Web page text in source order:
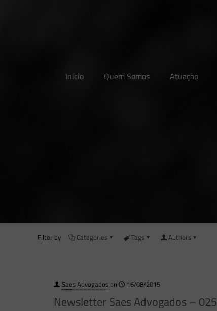
Início Quem Somos Atuação
Filter by Categories Tags Authors
Saes Advogadoson 16/08/2015
Newsletter Saes Advogados – 025